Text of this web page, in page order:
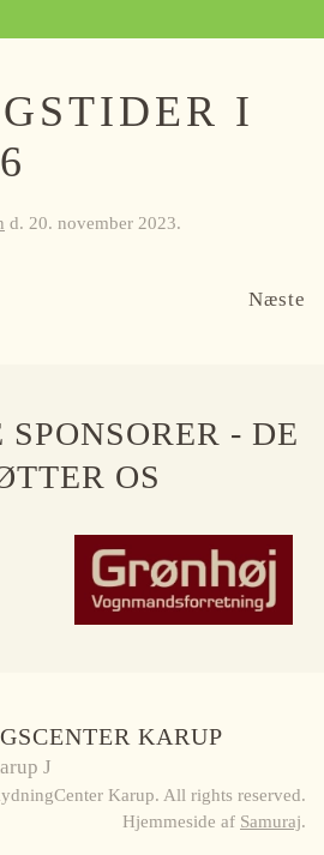
I
d. 20. november 2023.
Næste
- DE
OS
KARUP
J
Karup. All rights reserved.
Hjemmeside af Samuraj.